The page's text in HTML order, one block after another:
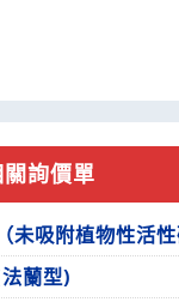
詢價單
未吸附植物性活
蘭型)